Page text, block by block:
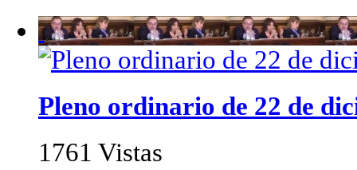
Pleno ordinario de 22 de
1761 Vistas